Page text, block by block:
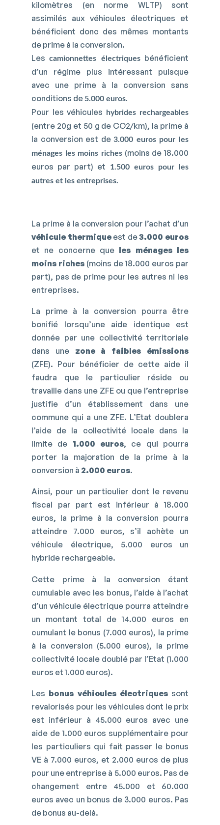
kilomètres (en norme WLTP) sont
assimilés aux véhicules électriques et
bénéficient donc des mêmes montants
de prime à la conversion.
Lescamionnettes électriquesbénéficient
d’un régime plus intéressant puisque
avec une prime à la conversion sans
conditions de 5.000 euros.
Pour les véhicules hybrides rechargeables
(entre 20g et 50 g de CO2/km), la prime à
la conversion est de3.000 euros pour les
ménages les moins riches (moins de 18.000
euros par part) et
1.500 euros pour les
autres et les entreprises.
La prime à la conversion pour l’achat d’un
véhicule thermiqueest de3.000 euros
et ne concerne que les ménages les
moins riches (moins de 18.000 euros par
part), pas de prime pour les autres ni les
entreprises.
La prime à la conversion pourra être
bonifié lorsqu’une aide identique est
donnée par une collectivité territoriale
dans une zone à faibles émissions
(ZFE). Pour bénéficier de cette aide il
faudra que le particulier réside ou
travaille dans une ZFE ou que l’entreprise
justifie d’un établissement dans une
commune qui a une ZFE. L’Etat doublera
l’aide de la collectivité locale dans la
limite de 1.000 euros, ce qui pourra
porter la majoration de la prime à la
conversion à 2.000 euros.
Ainsi, pour un particulier dont le revenu
fiscal par part est inférieur à 18.000
euros, la prime à la conversion pourra
atteindre 7.000 euros, s’il achète un
véhicule électrique, 5.000 euros un
hybride rechargeable.
Cette prime à la conversion étant
cumulable avec les bonus, l’aide à l’achat
d’un véhicule électrique pourra atteindre
un montant total de 14.000 euros en
cumulant le bonus (7.000 euros), la prime
à la conversion (5.000 euros), la prime
collectivité locale doublé par l’Etat (1.000
euros et 1.000 euros).
Les bonus véhicules électriquessont
revalorisés pour les véhicules dont le prix
est inférieur à 45.000 euros avec une
aide de 1.000 euros supplémentaire pour
les particuliers qui fait passer le bonus
VE à 7.000 euros, et 2.000 euros de plus
pour une entreprise à 5.000 euros. Pas de
changement entre 45.000 et 60.000
euros avec un bonus de 3.000 euros. Pas
de bonus au-delà.